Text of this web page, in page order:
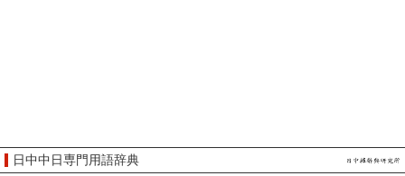
日中中日専門用語辞典